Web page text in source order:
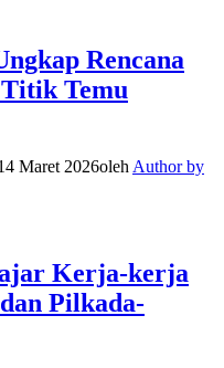
Rencana
Temu
Maret 2026oleh Author by
Kerja-kerja
Pilkada-